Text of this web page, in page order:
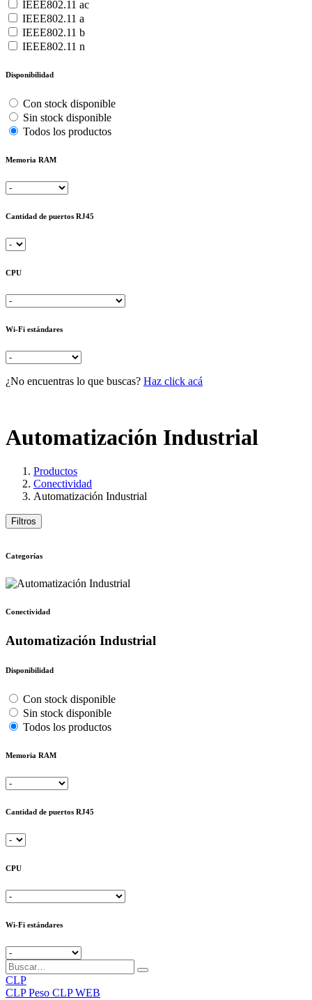
IEEE802.11 ac
IEEE802.11 a
IEEE802.11 b
IEEE802.11 n
Disponibilidad
Con stock disponible
Sin stock disponible
Todos los productos
Memoria RAM
Cantidad de puertos RJ45
CPU
Wi-Fi estándares
¿No encuentras lo que buscas? Haz click acá
Automatización Industrial
Productos
Conectividad
Automatización Industrial
Filtros
Categorías
Conectividad
Automatización Industrial
Disponibilidad
Con stock disponible
Sin stock disponible
Todos los productos
Memoria RAM
Cantidad de puertos RJ45
CPU
Wi-Fi estándares
CLP
CLP Peso CLP WEB